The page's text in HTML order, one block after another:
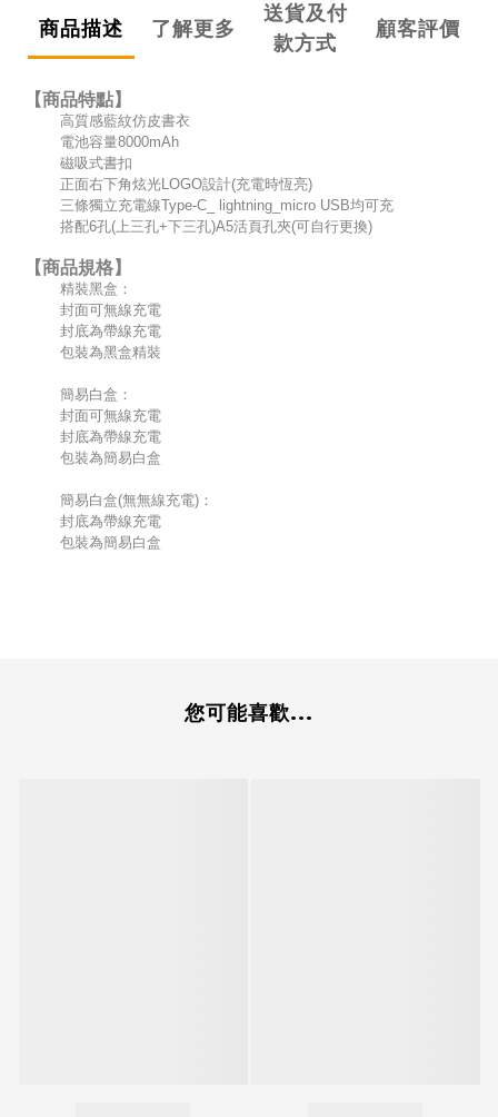
商品描述 了解更多
送貨及付
款方式
顧客評價
【商品特點】
高質感藍紋仿皮書衣
電池容量8000mAh
磁吸式書扣
正面右下角炫光LOGO設計(充電時恆亮)
三條獨立充電線Type-C_ lightning_micro USB均可充
搭配6孔(上三孔+下三孔)A5活頁孔夾(可自行更換)
【商品規格】
精裝黑盒：
封面可無線充電
封底為帶線充電
包裝為黑盒精裝
簡易白盒：
封面可無線充電
封底為帶線充電
包裝為簡易白盒
簡易白盒(無無線充電)：
封底為帶線充電
包裝為簡易白盒
您可能喜歡...